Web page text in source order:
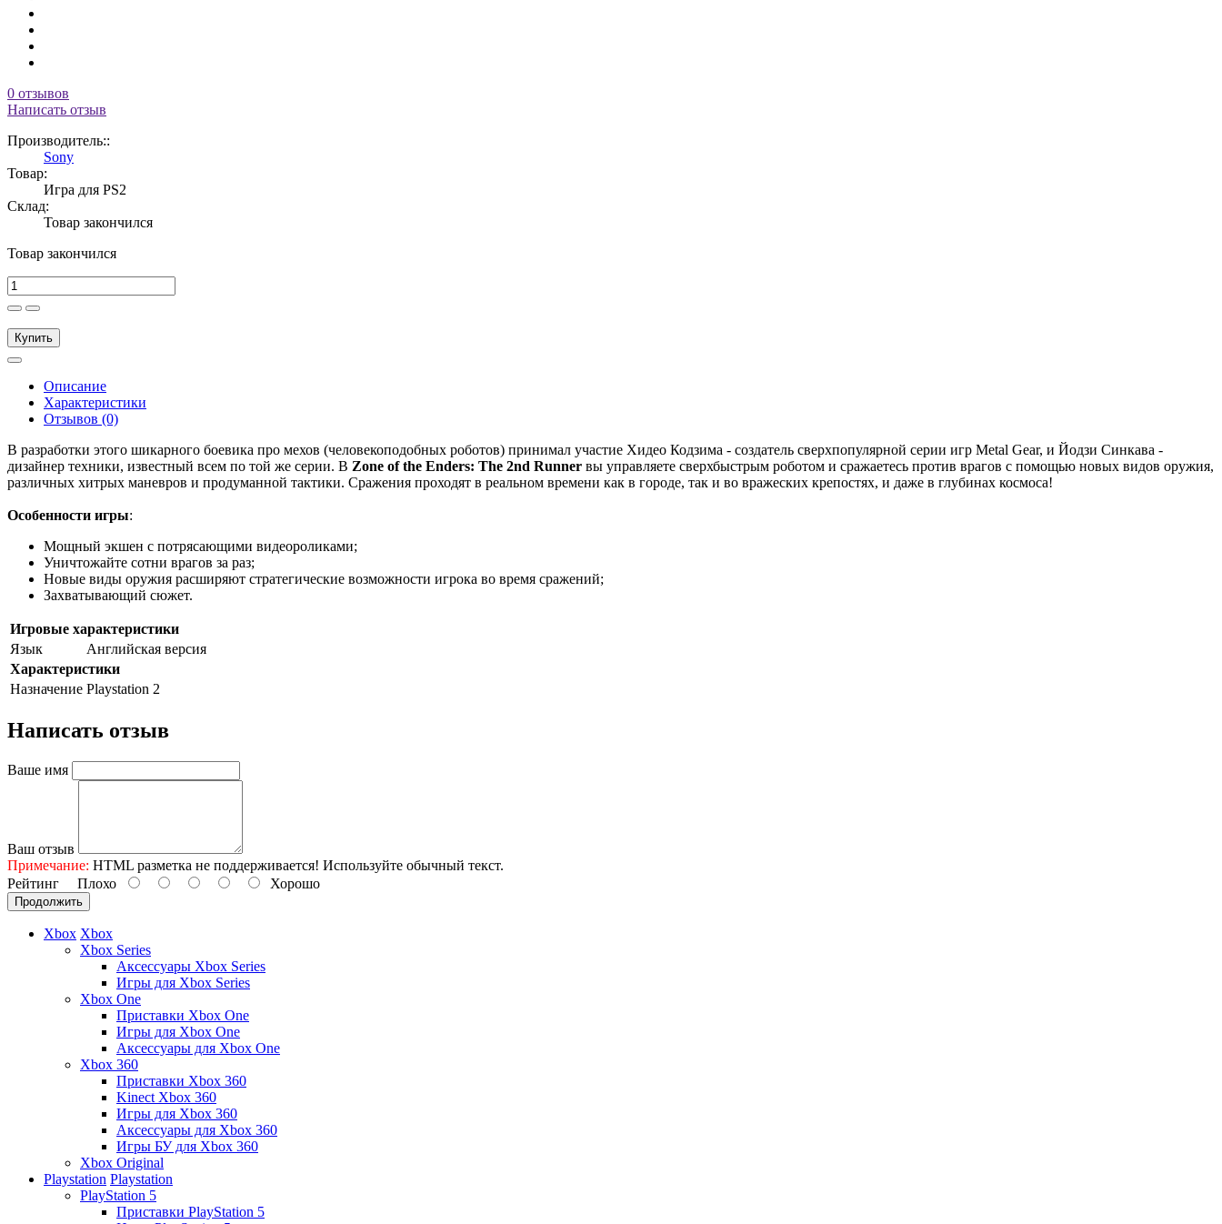
0 отзывов
Написать отзыв
Производитель::
Sony
Товар:
Игра для PS2
Склад:
Товар закончился
Товар закончился
Купить
Описание
Характеристики
Отзывов (0)
В разработки этого шикарного боевика про мехов (человекоподобных роботов) принимал участие Хидео Кодзима - создатель сверхпопулярной серии игр Metal Gear, и Йодзи Синкава -
дизайнер техники, известный всем по той же серии. В Zone of the Enders: The 2nd Runner вы управляете сверхбыстрым роботом и сражаетесь против врагов с помощью новых видов оружия,
различных хитрых маневров и продуманной тактики. Сражения проходят в реальном времени как в городе, так и во вражеских крепостях, и даже в глубинах космоса!
Особенности игры:
Мощный экшен с потрясающими видеороликами;
Уничтожайте сотни врагов за раз;
Новые виды оружия расширяют стратегические возможности игрока во время сражений;
Захватывающий сюжет.
Игровые характеристики
Язык
Английская версия
Характеристики
Назначение Playstation 2
Написать отзыв
Ваше имя
Ваш отзыв
Примечание: HTML разметка не поддерживается! Используйте обычный текст.
Рейтинг Плохо Хорошо
Продолжить
Xbox Xbox
Xbox Series
Аксессуары Xbox Series
Игры для Xbox Series
Xbox One
Приставки Xbox One
Игры для Xbox One
Аксессуары для Xbox One
Xbox 360
Приставки Xbox 360
Kinect Xbox 360
Игры для Xbox 360
Аксессуары для Xbox 360
Игры БУ для Xbox 360
Xbox Original
Playstation Playstation
PlayStation 5
Приставки PlayStation 5